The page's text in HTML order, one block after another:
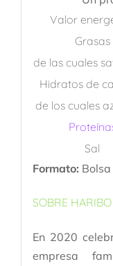
Valor
Grasas
de las cuales
Hidratos de
de los cuales
Sal
Formato:
SOBRE HARIBO
En 2020
empresa